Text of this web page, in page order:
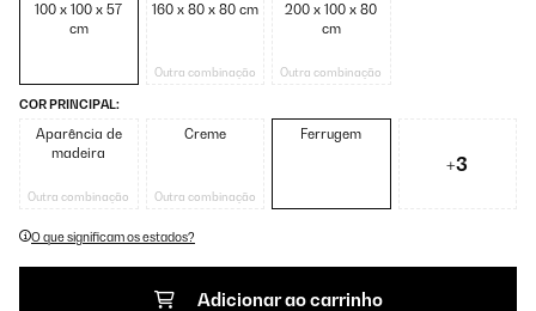
100 x 100 x 57
cm
160 x 80 x 80 cm
Outra combinação
200 x 100 x 80
cm
Outra combinação
COR PRINCIPAL:
Aparência de
madeira
Outra combinação
Creme
Outra combinação
Ferrugem
+3
O que significam os estados?
Adicionar ao carrinho